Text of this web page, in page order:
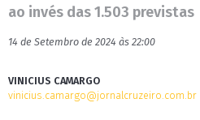
ao invés das 1.503 previstas
14 de Setembro de 2024 às 22:00
VINICIUS CAMARGO
vinicius.camargo@jornalcruzeiro.com.br